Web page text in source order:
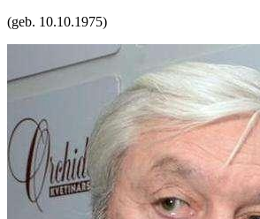
(geb. 10.10.1975)